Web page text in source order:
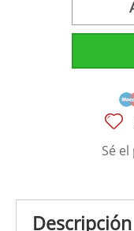
Sé
Descripción